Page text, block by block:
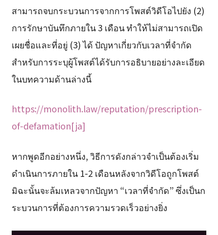
สามารถจบกระบวนการจากการโพสต์วิดีโอไปยัง (2)
การรักษาบันทึกภายใน 3 เดือน ทำให้ไม่สามารถเปิด
เผยชื่อและที่อยู่ (3) ได้ ปัญหาเกี่ยวกับเวลาที่จำกัด
สำหรับการระบุผู้โพสต์ได้รับการอธิบายอย่างละเอียด
ในบทความด้านล่างนี้
https://monolith.law/reputation/prescription-
of-defamation[ja]
หากพูดอีกอย่างหนึ่ง, วิธีการดังกล่าวจำเป็นต้องเริ่ม
ดำเนินการภายใน 1-2 เดือนหลังจากวิดีโอถูกโพสต์
มิฉะนั้นจะล้มเหลวจากปัญหา “เวลาที่จำกัด” ซึ่งเป็นก
ระบวนการที่ต้องการความรวดเร็วอย่างยิ่ง